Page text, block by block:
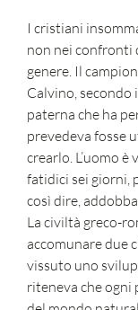
I cristiani
non nei confronti
genere. Il
Calvino, secondo
paterna che ha
prevedeva fosse
crearlo. L’uomo
fatidici sei giorni,
così dire,
La civiltà greco-
accomunare due
vissuto uno
riteneva che ogni